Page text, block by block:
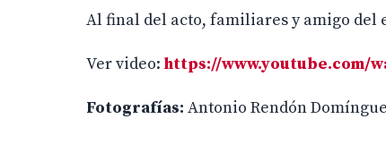
Al final del acto, familiares y amigo
Ver video: https://www.youtube.com/
Fotografías: Antonio Rendón